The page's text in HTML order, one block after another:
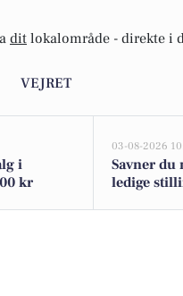
dit lokalområde - direkte i
VEJRET
i
kr
03-08-2026
Savner du
ledige